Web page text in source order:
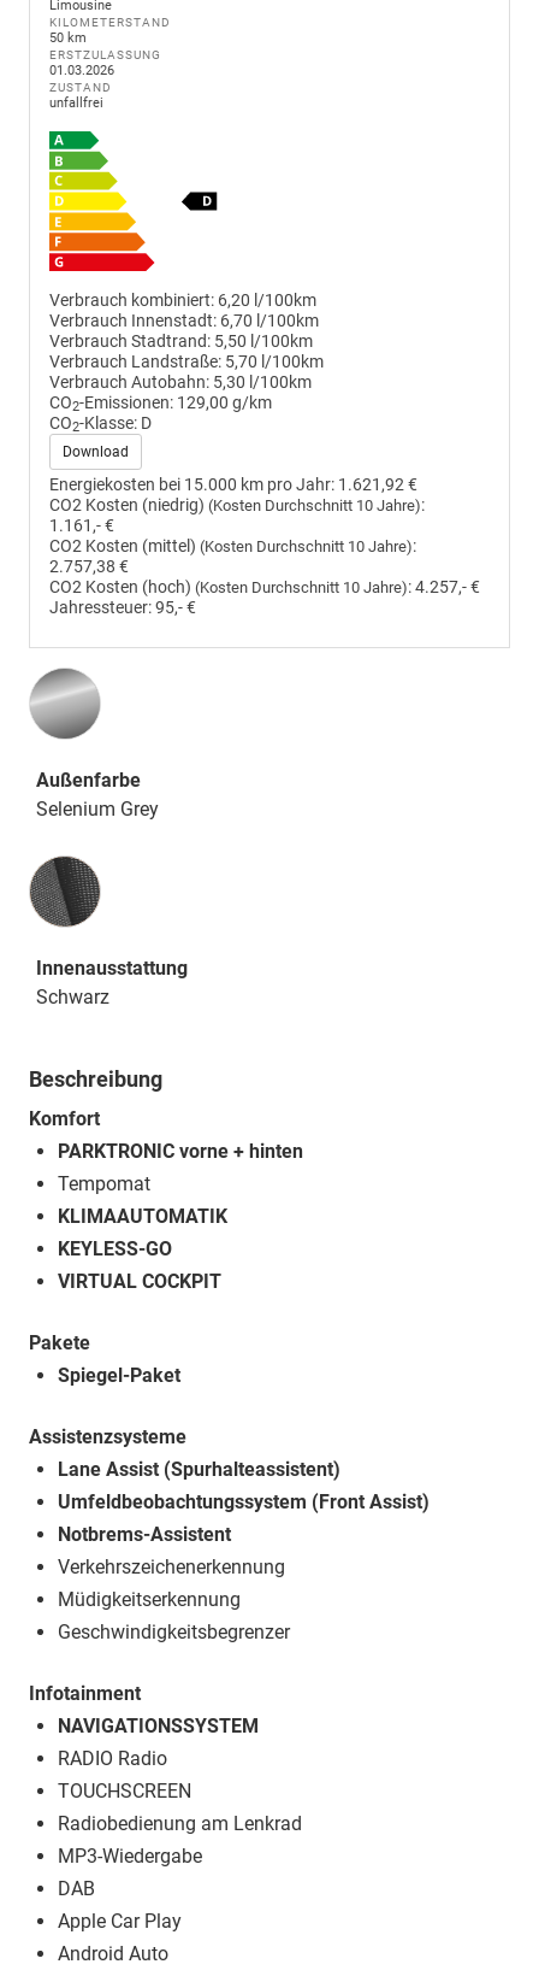
Limousine
KILOMETERSTAND
50 km
ERSTZULASSUNG
01.03.2026
ZUSTAND
unfallfrei
Verbrauch kombiniert: 6,20 l/100km
Verbrauch Innenstadt: 6,70 l/100km
Verbrauch Stadtrand: 5,50 l/100km
Verbrauch Landstraße: 5,70 l/100km
Verbrauch Autobahn: 5,30 l/100km
CO2-Emissionen: 129,00 g/km
CO2-Klasse: D
Download
Energiekosten bei 15.000 km pro Jahr: 1.621,92 €
CO2 Kosten (niedrig) (Kosten Durchschnitt 10 Jahre):
1.161,- €
CO2 Kosten (mittel) (Kosten Durchschnitt 10 Jahre):
2.757,38 €
CO2 Kosten (hoch) (Kosten Durchschnitt 10 Jahre):4.257,- €
Jahressteuer:95,- €
Außenfarbe
Selenium Grey
Innenausstattung
Innenausstattung
Schwarz
Beschreibung
Komfort
PARKTRONIC vorne + hinten
Tempomat
KLIMAAUTOMATIK
KEYLESS-GO
VIRTUAL COCKPIT
Pakete
Spiegel-Paket
Assistenzsysteme
Lane Assist (Spurhalteassistent)
Umfeldbeobachtungssystem (Front Assist)
Notbrems-Assistent
Verkehrszeichenerkennung
Müdigkeitserkennung
Geschwindigkeitsbegrenzer
Infotainment
NAVIGATIONSSYSTEM
RADIO Radio
TOUCHSCREEN
Radiobedienung am Lenkrad
MP3-Wiedergabe
DAB
Apple Car Play
Android Auto